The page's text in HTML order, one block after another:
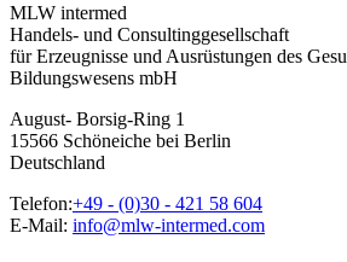
MLW intermed
Handels- und Consultinggesellschaft
für Erzeugnisse und Ausrüstungen des
Bildungswesens mbH
August- Borsig-Ring 1
15566 Schöneiche bei Berlin
Deutschland
Telefon:+49 - (0)30 - 421 58 604
E-Mail: info@mlw-intermed.com